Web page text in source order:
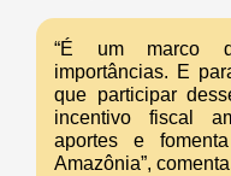
“É um marco
importâncias. E
que participar
incentivo fiscal
aportes e
Amazônia”,